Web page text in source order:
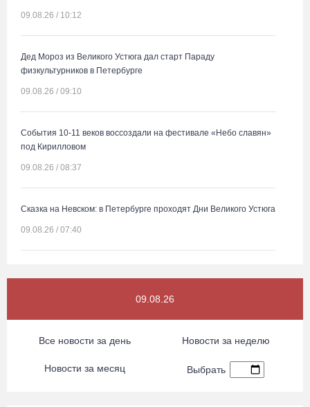
09.08.26 / 10:12
Дед Мороз из Великого Устюга дал старт Параду
физкультурников в Петербурге
09.08.26 / 09:10
События 10-11 веков воссоздали на фестивале «Небо славян»
под Кирилловом
09.08.26 / 08:37
Сказка на Невском: в Петербурге проходят Дни Великого Устюга
09.08.26 / 07:40
Вологжанину грозит штраф за рекламу наркотиков
08.08.26 / 17:36
09.08.26
Все новости за день Новости за неделю
Новости за месяц Выбрать